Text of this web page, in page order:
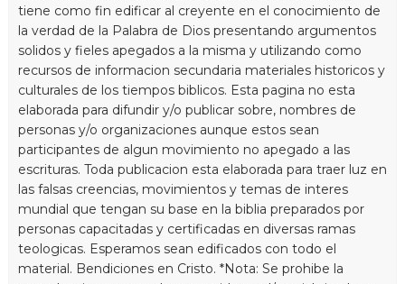
tiene como fin edificar al creyente en el conocimiento de
la verdad de la Palabra de Dios presentando argumentos
solidos y fieles apegados a la misma y utilizando como
recursos de informacion secundaria materiales historicos y
culturales de los tiempos biblicos. Esta pagina no esta
elaborada para difundir y/o publicar sobre, nombres de
personas y/o organizaciones aunque estos sean
participantes de algun movimiento no apegado a las
escrituras. Toda publicacion esta elaborada para traer luz en
las falsas creencias, movimientos y temas de interes
mundial que tengan su base en la biblia preparados por
personas capacitadas y certificadas en diversas ramas
teologicas. Esperamos sean edificados con todo el
material. Bendiciones en Cristo. *Nota: Se prohibe la